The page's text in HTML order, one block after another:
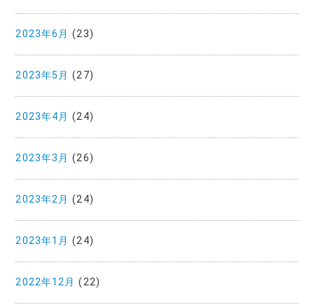
2023年6月 (23)
2023年5月 (27)
2023年4月 (24)
2023年3月 (26)
2023年2月 (24)
2023年1月 (24)
2022年12月 (22)